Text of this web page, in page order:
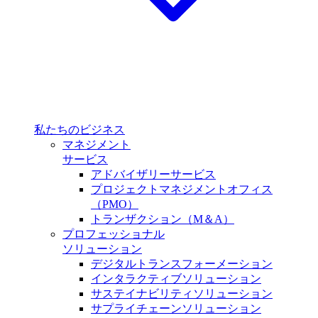
私たちのビジネス
マネジメント
サービス
アドバイザリーサービス
プロジェクトマネジメントオフィス
（PMO）
トランザクション（M＆A）
プロフェッショナル
ソリューション
デジタルトランスフォーメーション
インタラクティブソリューション
サステイナビリティソリューション
サプライチェーンソリューション